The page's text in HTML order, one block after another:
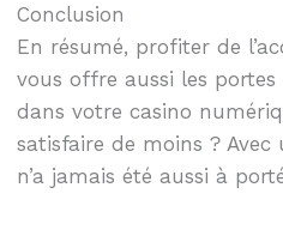
Conclusion
En résumé, profiter de
vous offre aussi les portes
dans votre casino
satisfaire de moins ?
n’a jamais été aussi à